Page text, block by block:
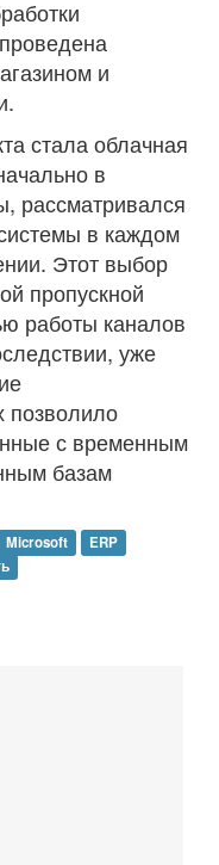
и
стала облачная
в
рассматривался
в каждом
Этот выбор
пропускной
работы каналов
уже
позволило
с временным
базам
Microsoft
ERP